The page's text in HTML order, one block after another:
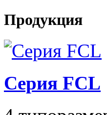
Продукция
Серия FCL